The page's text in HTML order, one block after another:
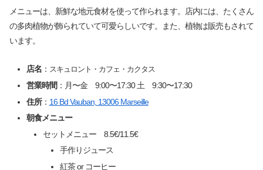
メニューは、新鮮な地元食材を使って作られます。店内には、たくさん
の多肉植物が飾られていて可愛らしいです。また、植物は販売もされて
います。
店名： スキュロント・カフェ・カクタス
営業時間 ：月〜金 9:00〜17:30 土 9:30〜17:30
住所： 16 Bd Vauban, 13006 Marseille
朝食メニュー
セットメニュー 8.5€/11.5€
手作りジュース
紅茶 or コーヒー